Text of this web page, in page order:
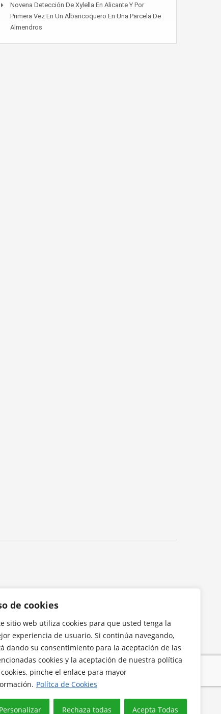
de cookies
sitio web utiliza cookies para que usted tenga la
experiencia de usuario. Si continúa navegando,
dando su consentimiento para la aceptación de las
cookies y la aceptación de nuestra política
pinche el enlace para mayor
Polítca de Cookies
Personalizar Rechaza todas Acepta Todas
Novena Detección De Xylella En Alicante Y Por
Primera Vez En Un Albaricoquero En Una Parcela De
Almendros